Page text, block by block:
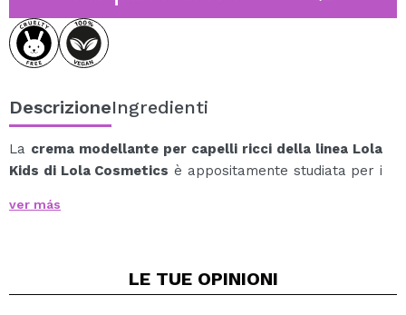
DescrizioneIngredienti
La crema modellante per capelli ricci della linea Lola
Kids di Lola Cosmetics è appositamente studiata per i
morbidezza e definizione senza appesantirli.
dell'effetto crespo, fissando i ricci con effetto memoria
ver más
LE TUE OPINIONI